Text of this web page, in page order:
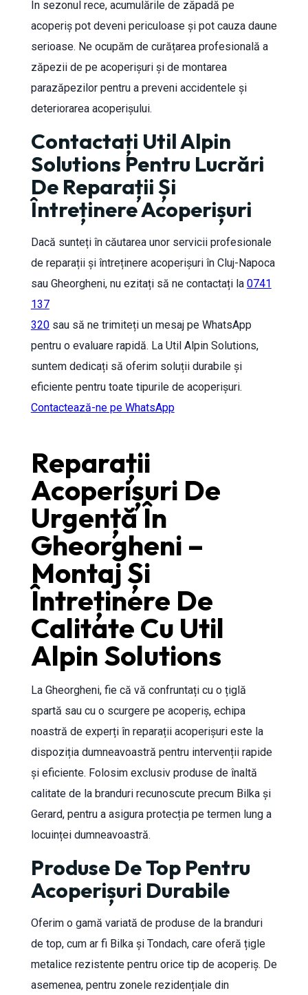
În sezonul rece, acumulările de zăpadă pe
acoperiș pot deveni periculoase și pot cauza daune
serioase. Ne ocupăm de curățarea profesională a
zăpezii de pe acoperișuri și de montarea
parazăpezilor pentru a preveni accidentele și
deteriorarea acoperișului.
Contactați Util Alpin
Solutions Pentru Lucrări
De Reparații Și
Întreținere Acoperișuri
Dacă sunteți în căutarea unor servicii profesionale
de reparații și întreținere acoperișuri în Cluj-Napoca
sau Gheorgheni, nu ezitați să ne contactați la 0741
137
320sau să ne trimiteți un mesaj pe WhatsApp
pentru o evaluare rapidă. La Util Alpin Solutions,
suntem dedicați să oferim soluții durabile și
eficiente pentru toate tipurile de acoperișuri.
Contactează-ne pe WhatsApp
Reparații
Acoperișuri De
Urgență În
Gheorgheni –
Montaj Și
Întreținere De
Calitate Cu Util
Alpin Solutions
La Gheorgheni, fie că vă confruntați cu o țiglă
spartă sau cu o scurgere pe acoperiș, echipa
noastră de experți în reparații acoperișuri este la
dispoziția dumneavoastră pentru intervenții rapide
și eficiente. Folosim exclusiv produse de înaltă
calitate de la branduri recunoscute precum Bilka și
Gerard, pentru a asigura protecția pe termen lung a
locuinței dumneavoastră.
Produse De Top Pentru
Acoperișuri Durabile
Oferim o gamă variată de produse de la branduri
de top, cum ar fi Bilka și Tondach, care oferă țigle
metalice rezistente pentru orice tip de acoperiș. De
asemenea, pentru zonele rezidențiale din